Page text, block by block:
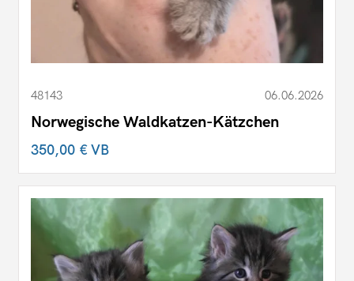
48143 06.06.2026
Norwegische Waldkatzen-Kätzchen
350,00 €VB